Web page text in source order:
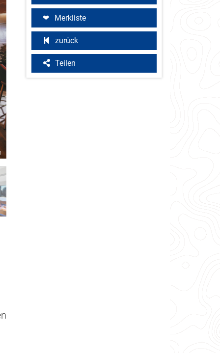
Merkliste
zurück
Teilen